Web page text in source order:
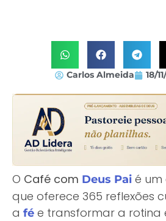
Carlos Almeida 18/
O Café com Deus Pai é um
que oferece 365 reflexões
a fé e transformar a rotina